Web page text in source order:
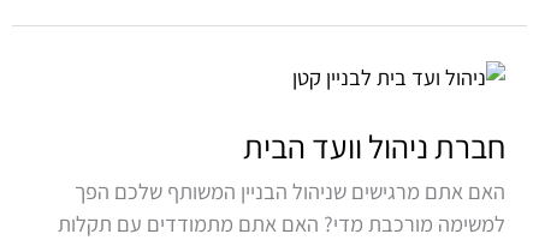
חברת ניהול וועד הבית
האם אתם מרגישים שניהול הבניין המשותף שלכם הפך
למשימה מורכבת מדי? האם אתם מתמודדים עם תקלות
חברת
וועד